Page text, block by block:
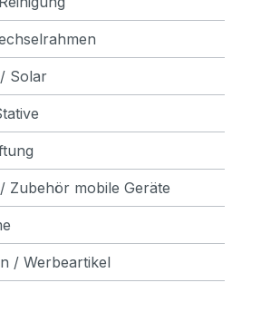
Solar
Zubehör mobile Geräte
/ Werbeartikel